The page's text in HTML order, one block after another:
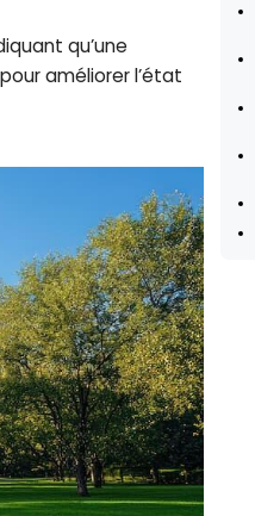
qu’une
améliorer l’état